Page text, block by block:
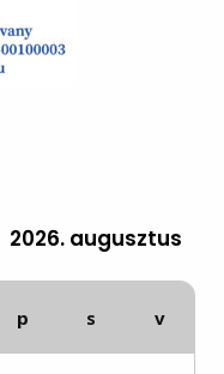
2026. augusztus
p s v